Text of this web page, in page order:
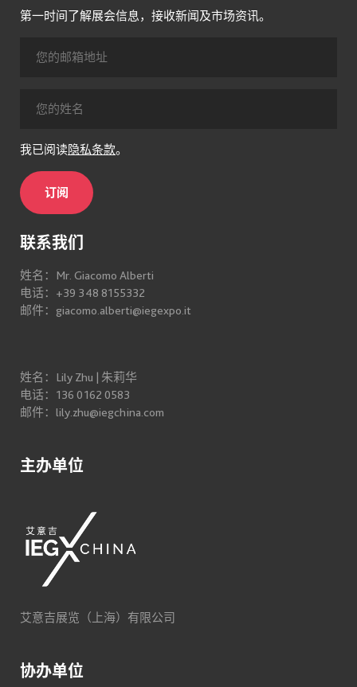
第一时间了解展会信息，接收新闻及市场资讯。
我已阅读隐私条款。
订阅
联系我们
姓名：Mr. Giacomo Alberti
电话：+39 348 8155332
邮件：giacomo.alberti@iegexpo.it
姓名：Lily Zhu | 朱莉华
电话：136 0162 0583
邮件：lily.zhu@iegchina.com
主办单位
艾意吉展览（上海）有限公司
协办单位